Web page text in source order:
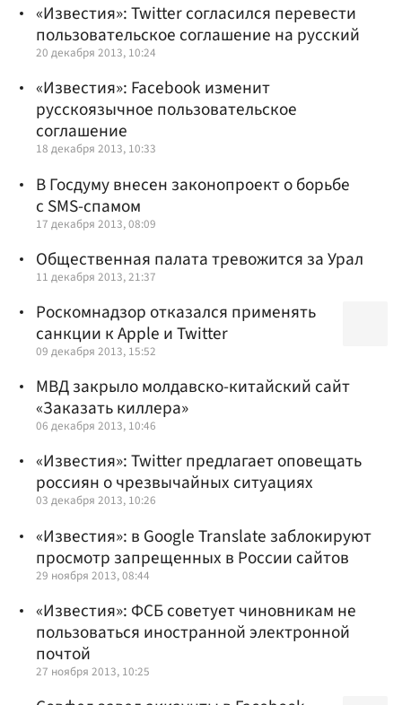
«Известия»: Twitter согласился перевести
пользовательское соглашение на русский
20 декабря 2013, 10:24
«Известия»: Facebook изменит
русскоязычное пользовательское
соглашение
18 декабря 2013, 10:33
В Госдуму внесен законопроект о борьбе
с SMS-спамом
17 декабря 2013, 08:09
Общественная палата тревожится за Урал
11 декабря 2013, 21:37
Роскомнадзор отказался применять
санкции к Apple и Twitter
09 декабря 2013, 15:52
МВД закрыло молдавско-китайский сайт
«Заказать киллера»
06 декабря 2013, 10:46
«Известия»: Twitter предлагает оповещать
россиян о чрезвычайных ситуациях
03 декабря 2013, 10:26
«Известия»: в Google Translate заблокируют
просмотр запрещенных в России сайтов
29 ноября 2013, 08:44
«Известия»: ФСБ советует чиновникам не
пользоваться иностранной электронной
почтой
27 ноября 2013, 10:25